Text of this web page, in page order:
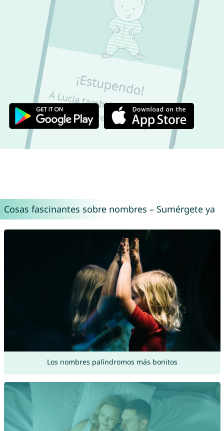
Cosas fascinantes sobre nombres – Sumérgete ya
Los nombres palíndromos más bonitos